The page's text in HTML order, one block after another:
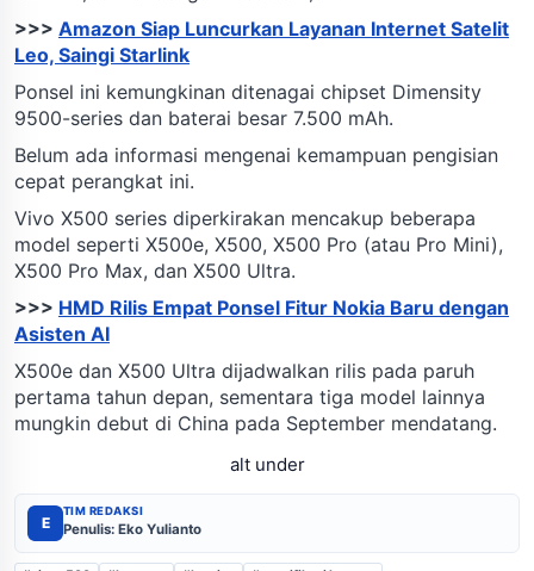
>>> Amazon Siap Luncurkan Layanan Internet Satelit
Leo, Saingi Starlink
Ponsel ini kemungkinan ditenagai chipset Dimensity
9500-series dan baterai besar 7.500 mAh.
Belum ada informasi mengenai kemampuan pengisian
cepat perangkat ini.
Vivo X500 series diperkirakan mencakup beberapa
model seperti X500e, X500, X500 Pro (atau Pro Mini),
X500 Pro Max, dan X500 Ultra.
>>> HMD Rilis Empat Ponsel Fitur Nokia Baru dengan
Asisten AI
X500e dan X500 Ultra dijadwalkan rilis pada paruh
pertama tahun depan, sementara tiga model lainnya
mungkin debut di China pada September mendatang.
alt under
E
TIM REDAKSI
Penulis: Eko Yulianto